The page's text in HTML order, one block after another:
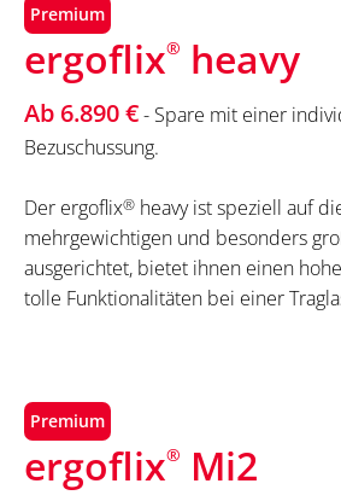
Premium
ergoflix® heavy
Ab 6.890 €- Spare mit einer
Bezuschussung.
Der ergoflix® heavy ist speziell auf
mehrgewichtigen und besonders
ausgerichtet, bietet ihnen einen
tolle Funktionalitäten bei einer
Premium
ergoflix® Mi2